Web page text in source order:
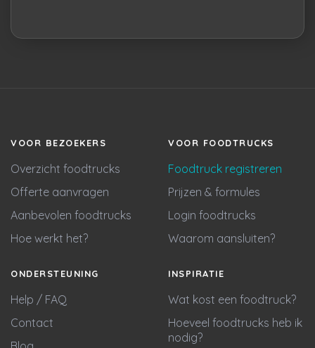
VOOR BEZOEKERS
Overzicht foodtrucks
Offerte aanvragen
Aanbevolen foodtrucks
Hoe werkt het?
VOOR FOODTRUCKS
Foodtruck registreren
Prijzen & formules
Login foodtrucks
Waarom aansluiten?
ONDERSTEUNING
Help / FAQ
Contact
INSPIRATIE
Wat kost een foodtruck?
Hoeveel foodtrucks heb ik
nodig?